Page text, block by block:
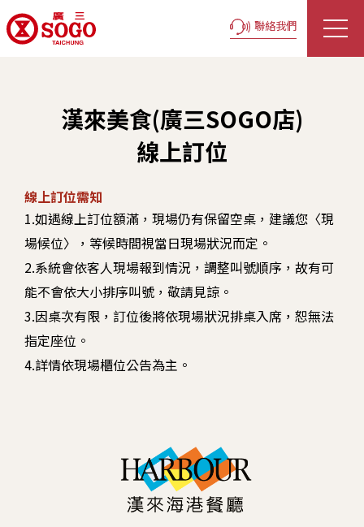
聯絡我們
漢來美食(廣三SOGO店)
線上訂位
線上訂位需知
1.如遇線上訂位額滿，現場仍有保留空桌，建議您〈現
場候位〉，等候時間視當日現場狀況而定。
2.系統會依客人現場報到情況，調整叫號順序，故有可
能不會依大小排序叫號，敬請見諒。
3.因桌次有限，訂位後將依現場狀況排桌入席，恕無法
指定座位。
4.詳情依現場櫃位公告為主。